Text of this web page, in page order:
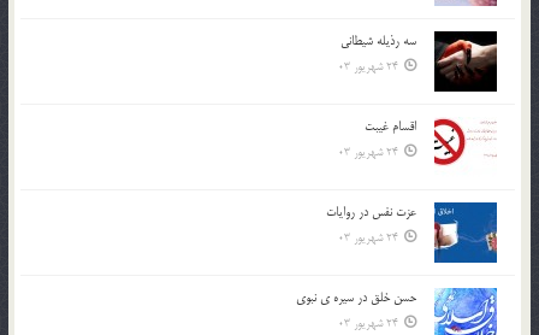
سه رذیله شیطانی
24 شهریور 03
اقسام غيبت
24 شهریور 03
عزت نفس در روايات
24 شهریور 03
حسن خلق در سيره ي نبوي
24 شهریور 03